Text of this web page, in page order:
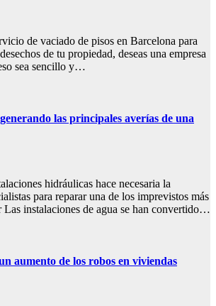
de vaciado de pisos en Barcelona para
de tu propiedad, deseas una empresa
sea sencillo y…
las principales averías de una
hidráulicas hace necesaria la
para reparar una de los imprevistos más
Las instalaciones de agua se han convertido…
aumento de los robos en viviendas